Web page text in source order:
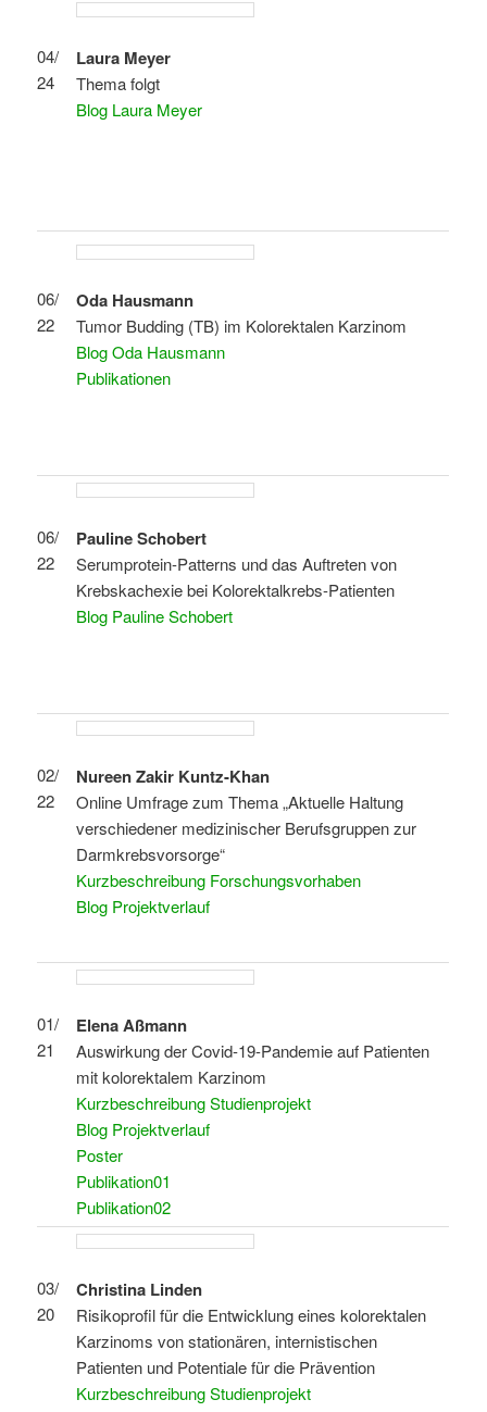
04/
24
Laura Meyer
Thema folgt
Blog Laura Meyer
06/
22
Oda Hausmann
Tumor Budding (TB) im Kolorektalen Karzinom
Blog Oda Hausmann
Publikationen
06/
22
Pauline Schobert
Serumprotein-Patterns und das Auftreten von
Krebskachexie bei Kolorektalkrebs-Patienten
Blog Pauline Schobert
02/
22
Nureen Zakir Kuntz-Khan
Online Umfrage zum Thema „Aktuelle Haltung
verschiedener medizinischer Berufsgruppen zur
Darmkrebsvorsorge“
Kurzbeschreibung Forschungsvorhaben
Blog Projektverlauf
01/
21
Elena Aßmann
Auswirkung der Covid-19-Pandemie auf Patienten
mit kolorektalem Karzinom
Kurzbeschreibung Studienprojekt
Blog Projektverlauf
Poster
Publikation01
Publikation02
03/
20
Christina Linden
Risikoprofil für die Entwicklung eines kolorektalen
Karzinoms von stationären, internistischen
Patienten und Potentiale für die Prävention
Kurzbeschreibung Studienprojekt